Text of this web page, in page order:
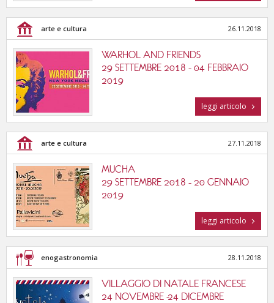
arte e cultura 26.11.2018
WARHOL AND FRIENDS
29 SETTEMBRE 2018 - 04 FEBBRAIO
2019
leggi articolo
arte e cultura 27.11.2018
MUCHA
29 SETTEMBRE 2018 - 20 GENNAIO
2019
leggi articolo
enogastronomia 28.11.2018
VILLAGGIO DI NATALE FRANCESE
24 NOVEMBRE -24 DICEMBRE